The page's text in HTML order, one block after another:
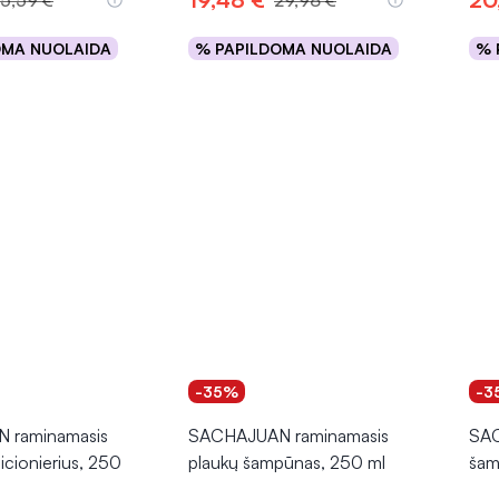
NUOLAIDA % PAPILDOMA NUOLAIDA
Į krepšelį
%
raminamasis
250
-35%
SACHAJUAN raminamasis
plaukų šampūnas, 250 ml
-